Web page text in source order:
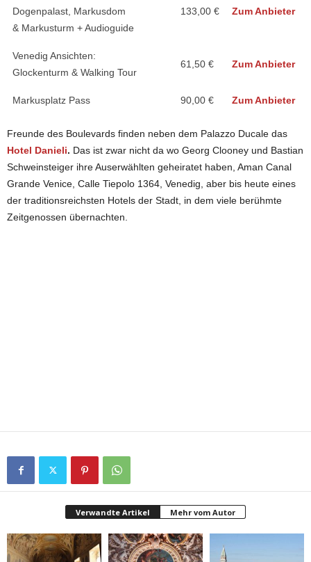
Dogenpalast, Markusdom
& Markusturm + Audioguide
133,00 € Zum Anbieter
Venedig Ansichten:
Glockenturm & Walking Tour
61,50 € Zum Anbieter
Markusplatz Pass 90,00 € Zum Anbieter
Freunde des Boulevards finden neben dem Palazzo Ducale das
Hotel Danieli. Das ist zwar nicht da wo Georg Clooney und Bastian
Schweinsteiger ihre Auserwählten geheiratet haben, Aman Canal
Grande Venice, Calle Tiepolo 1364, Venedig, aber bis heute eines
der traditionsreichsten Hotels der Stadt, in dem viele berühmte
Zeitgenossen übernachten.
Verwandte Artikel Mehr vom Autor